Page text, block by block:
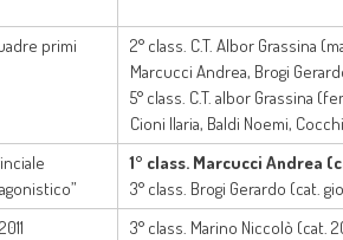
primi
2° class. C.T. Albor Grassina
Marcucci Andrea, Brogi
5° class. C.T. albor Grassina
Cioni Ilaria, Baldi Noemi,
1° class. Marcucci Andrea
3° class. Brogi Gerardo (cat.
3° class. Marino Niccolò (cat.